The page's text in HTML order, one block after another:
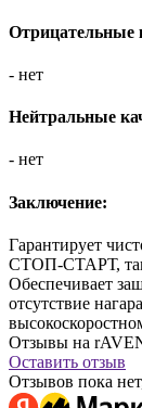
Отрицательные
- нет
Нейтральные
- нет
Заключение:
Гарантирует
СТОП-СТАРТ, так
Обеспечивает
отсутствие
Отзывы на
Оставить отзыв
Отзывов пока